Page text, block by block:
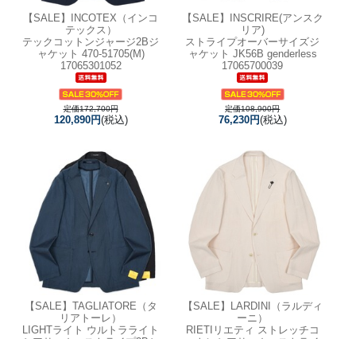
【SALE】 INCOTEX（インコ
テックス）
テックコットンジャージ2Bジ
ャケット 470-51705(M)
17065301052
定価172,700円
120,890円(税込)
【SALE】 INSCRIRE(アンスク
リア)
ストライプオーバーサイズジ
ャケット JK56B genderless
17065700039
定価108,900円
76,230円(税込)
【SALE】 TAGLIATORE（タ
リアトーレ）
LIGHTライト ウルトラライト
【SALE】
LARDINI（ラルディ
ーニ）
RIETIリエティ ストレッチコ